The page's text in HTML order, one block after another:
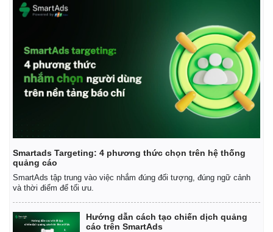
Quan sát
Cuộc sống đó đây
Hồ sơ
E-Magazine
Infographic
Smartads Targeting: 4 phương thức chọn trên hệ thống
quảng cáo
SmartAds tập trung vào việc nhắm đúng đối tượng, đúng ngữ cảnh
và thời điểm để tối ưu.
Hướng dẫn cách tạo chiến dịch quảng
cáo trên SmartAds